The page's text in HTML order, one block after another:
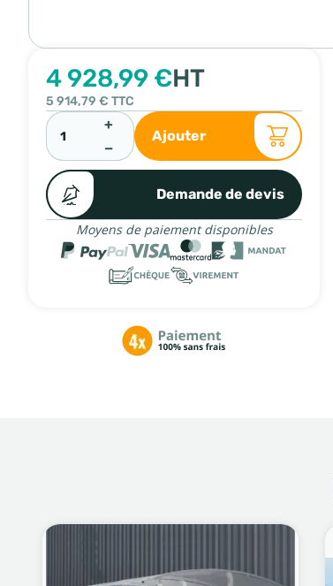
4 928,99 €HT
5 914,79 € TTC
+
−
Ajouter
Demande de devis
Moyens de paiement disponibles